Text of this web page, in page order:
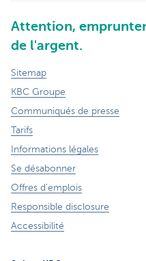
Attention,
de l'argent.
Sitemap
KBC Groupe
Communiqués de presse
Tarifs
Informations légales
Se désabonner
Offres d'emplois
Responsible disclosure
Accessibilité